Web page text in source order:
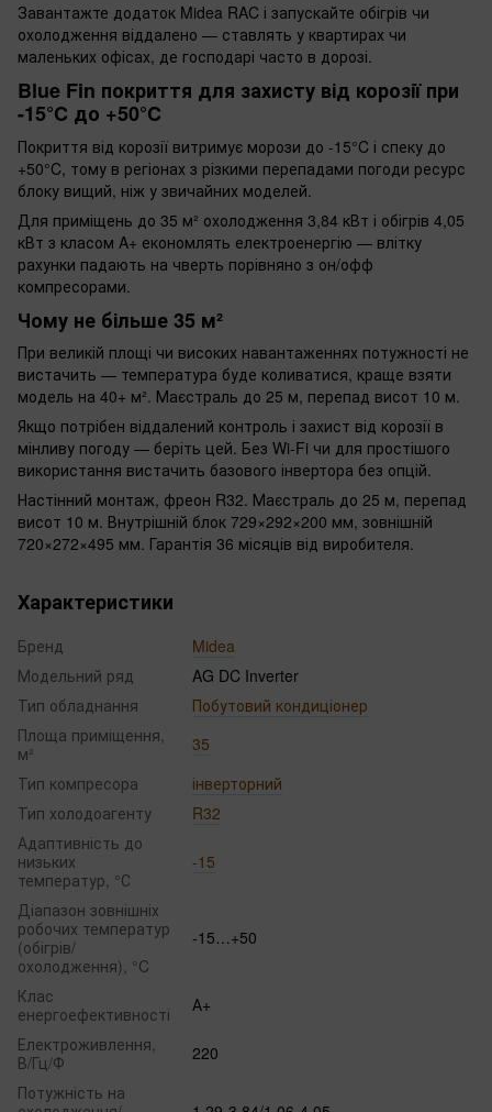
Завантажте додаток Midea RAC і запускайте обігрів чи
охолодження віддалено — ставлять у квартирах чи
маленьких офісах, де господарі часто в дорозі.
Blue Fin покриття для захисту від корозії при
-15°C до +50°C
Покриття від корозії витримує морози до -15°C і спеку до
+50°C, тому в регіонах з різкими перепадами погоди ресурс
блоку вищий, ніж у звичайних моделей.
Для приміщень до 35 м² охолодження 3,84 кВт і обігрів 4,05
кВт з класом A+ економлять електроенергію — влітку
рахунки падають на чверть порівняно з он/офф
компресорами.
Чому не більше 35 м²
При великій площі чи високих навантаженнях потужності не
вистачить — температура буде коливатися, краще взяти
модель на 40+ м². Маєстраль до 25 м, перепад висот 10 м.
Якщо потрібен віддалений контроль і захист від корозії в
мінливу погоду — беріть цей. Без Wi-Fi чи для простішого
використання вистачить базового інвертора без опцій.
Настінний монтаж, фреон R32. Маєстраль до 25 м, перепад
висот 10 м. Внутрішній блок 729×292×200 мм, зовнішній
720×272×495 мм. Гарантія 36 місяців від виробителя.
Характеристики
Бренд
Midea
Модельний ряд
AG DC Inverter
Тип обладнання
Побутовий кондиціонер
Площа приміщення,
м²
35
Тип компресора
інверторний
Тип холодоагенту
R32
Адаптивність до
низьких
температур, °С
-15
Діапазон зовнішніх
робочих температур
(обігрів/
охолодження), °C
-15…+50
Клас
енергоефективності
А+
Електроживлення,
В/Гц/Ф
220
Потужність на